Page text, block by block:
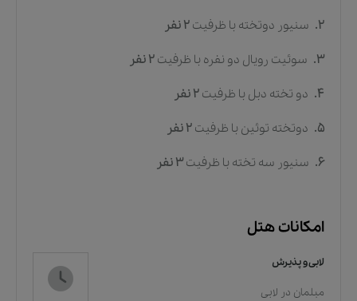
2. سنیور دوتخته با ظرفیت 2 نفر
3. سوئیت رویال دو نفره با ظرفیت 2 نفر
4. دو تخته دبل با ظرفیت 2 نفر
5. دوتخته توئین با ظرفیت 2 نفر
6. سنیور سه تخته با ظرفیت 3 نفر
امکانات هتل
لابی و پذیرش
مبلمان در لابی